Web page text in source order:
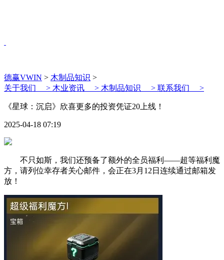
德赢VWIN > 木制品知识 >
关于我们 > 木业资讯 > 木制品知识 > 联系我们 >
《星球：沉启》欣喜更多的投资凭证20上线！
2025-04-18 07:19
不只如斯，我们还预备了额外的全员福利——超等福利魔
方，请列位幸存者关心邮件，会正在3月12日连续通过邮箱发
放！